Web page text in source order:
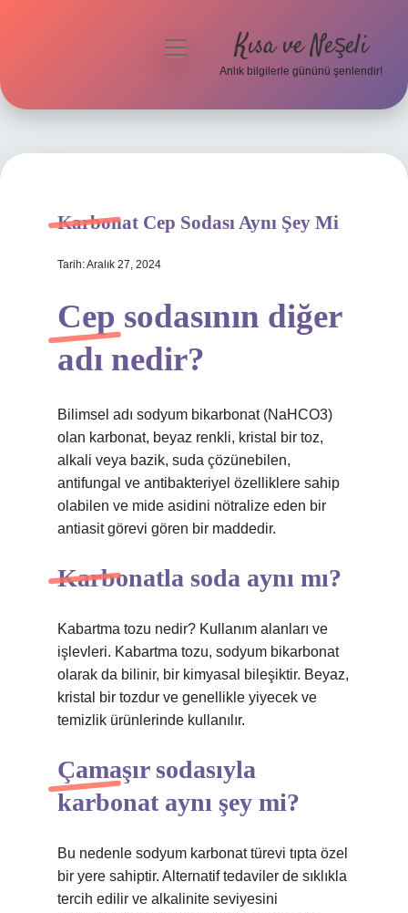
Hakkımızda
menüyü
Kısa ve Neşeli
Anlık bilgilerle gününü şenlendir!
Karbonat Cep Sodası Aynı Şey Mi
Tarih: Aralık 27, 2024
Cep sodasının diğer
adı nedir?
Bilimsel adı sodyum bikarbonat (NaHCO3)
olan karbonat, beyaz renkli, kristal bir toz,
alkali veya bazik, suda çözünebilen,
antifungal ve antibakteriyel özelliklere sahip
olabilen ve mide asidini nötralize eden bir
antiasit görevi gören bir maddedir.
Karbonatla soda aynı mı?
Kabartma tozu nedir? Kullanım alanları ve
işlevleri. Kabartma tozu, sodyum bikarbonat
olarak da bilinir, bir kimyasal bileşiktir. Beyaz,
kristal bir tozdur ve genellikle yiyecek ve
temizlik ürünlerinde kullanılır.
Çamaşır sodasıyla
karbonat aynı şey mi?
Bu nedenle sodyum karbonat türevi tıpta özel
bir yere sahiptir. Alternatif tedaviler de sıklıkla
tercih edilir ve alkalinite seviyesini